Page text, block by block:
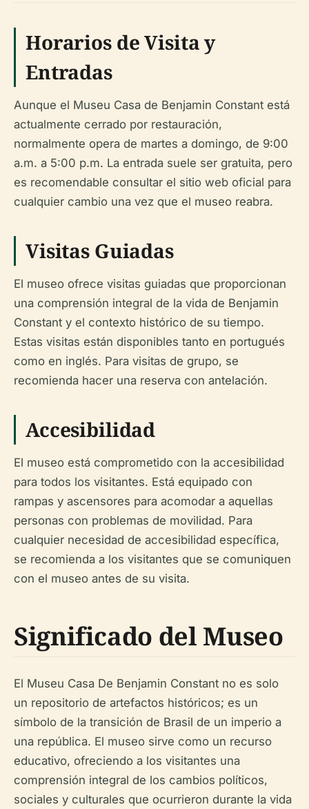
Horarios de Visita y
Entradas
Aunque el Museu Casa de Benjamin Constant está
actualmente cerrado por restauración,
normalmente opera de martes a domingo, de 9:00
a.m. a 5:00 p.m. La entrada suele ser gratuita, pero
es recomendable consultar el sitio web oficial para
cualquier cambio una vez que el museo reabra.
Visitas Guiadas
El museo ofrece visitas guiadas que proporcionan
una comprensión integral de la vida de Benjamin
Constant y el contexto histórico de su tiempo.
Estas visitas están disponibles tanto en portugués
como en inglés. Para visitas de grupo, se
recomienda hacer una reserva con antelación.
Accesibilidad
El museo está comprometido con la accesibilidad
para todos los visitantes. Está equipado con
rampas y ascensores para acomodar a aquellas
personas con problemas de movilidad. Para
cualquier necesidad de accesibilidad específica,
se recomienda a los visitantes que se comuniquen
con el museo antes de su visita.
Significado del Museo
El Museu Casa De Benjamin Constant no es solo
un repositorio de artefactos históricos; es un
símbolo de la transición de Brasil de un imperio a
una república. El museo sirve como un recurso
educativo, ofreciendo a los visitantes una
comprensión integral de los cambios políticos,
sociales y culturales que ocurrieron durante la vida